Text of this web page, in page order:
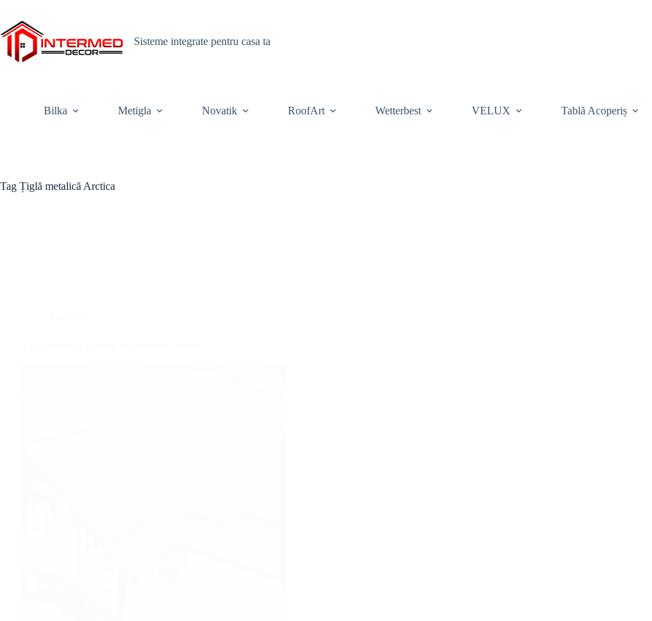
content
Sisteme integrate pentru casa ta
Bilka Metigla Novatik RoofArt Wetterbest VELUX Tablă Acoperiș
Tag Țiglă metalică Arctica